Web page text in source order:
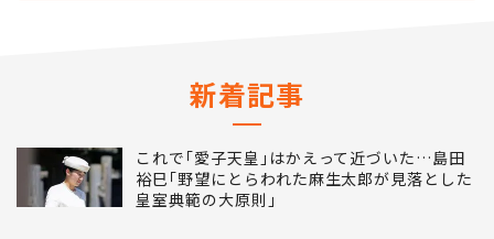
新着記事
これで｢愛子天皇｣はかえって近づいた…島田
裕巳｢野望にとらわれた麻生太郎が見落とした
皇室典範の大原則｣